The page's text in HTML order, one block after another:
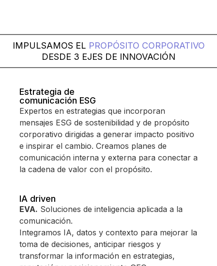
IMPULSAMOS EL PROPÓSITO CORPORATIVO
DESDE 3 EJES DE INNOVACIÓN
Estrategia de
comunicación ESG
Expertos en estrategias que incorporan
mensajes ESG de sostenibilidad y de propósito
corporativo dirigidas a generar impacto positivo
e inspirar el cambio. Creamos planes de
comunicación interna y externa para conectar a
la cadena de valor con el propósito.
IA driven
EVA. Soluciones de inteligencia aplicada a la
comunicación.
Integramos IA, datos y contexto para mejorar la
toma de decisiones, anticipar riesgos y
transformar la información en estrategias,